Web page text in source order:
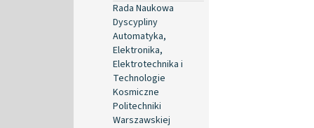
Rada Naukowa
Dyscypliny
Automatyka,
Elektronika,
Elektrotechnika i
Technologie
Kosmiczne
Politechniki
Warszawskiej